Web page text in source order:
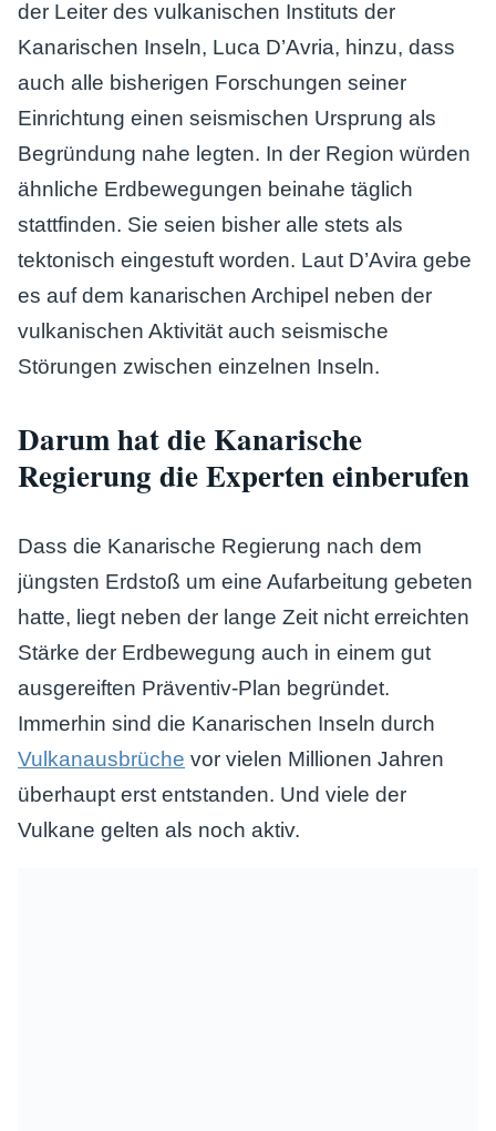
der Leiter des vulkanischen Instituts der
Kanarischen Inseln, Luca D’Avria, hinzu, dass
auch alle bisherigen Forschungen seiner
Einrichtung einen seismischen Ursprung als
Begründung nahe legten. In der Region würden
ähnliche Erdbewegungen beinahe täglich
stattfinden. Sie seien bisher alle stets als
tektonisch eingestuft worden. Laut D’Avira gebe
es auf dem kanarischen Archipel neben der
vulkanischen Aktivität auch seismische
Störungen zwischen einzelnen Inseln.
Darum hat die Kanarische
Regierung die Experten einberufen
Dass die Kanarische Regierung nach dem
jüngsten Erdstoß um eine Aufarbeitung gebeten
hatte, liegt neben der lange Zeit nicht erreichten
Stärke der Erdbewegung auch in einem gut
ausgereiften Präventiv-Plan begründet.
Immerhin sind die Kanarischen Inseln durch
Vulkanausbrüche vor vielen Millionen Jahren
überhaupt erst entstanden. Und viele der
Vulkane gelten als noch aktiv.